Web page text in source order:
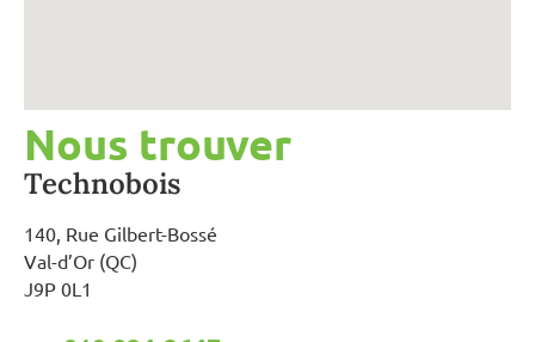
Nous trouver
Technobois
140, Rue Gilbert-Bossé
Val-d’Or (QC)
J9P 0L1